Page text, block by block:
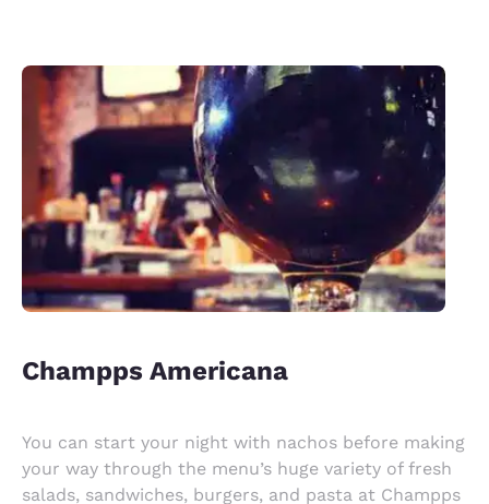
Champps Americana
You can start your night with nachos before making
your way through the menu’s huge variety of fresh
salads, sandwiches, burgers, and pasta at Champps